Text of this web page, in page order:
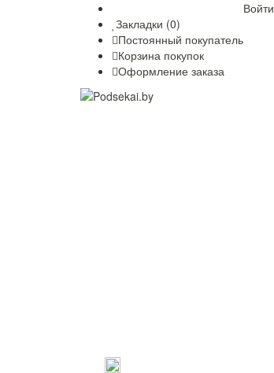
Закладки (0)
Постоянный покупатель
Корзина покупок
Оформление заказа
Войти